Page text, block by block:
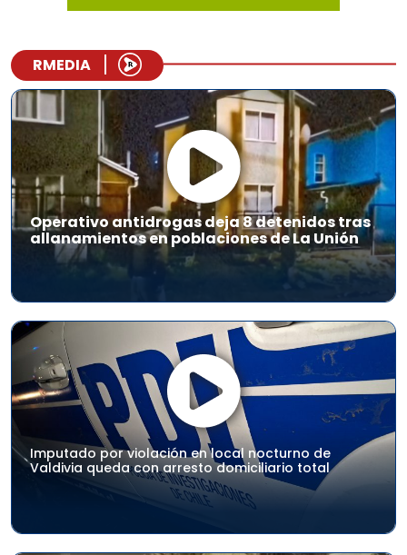
RMEDIA
Operativo antidrogas deja 8 detenidos tras
allanamientos en poblaciones de La Unión
Imputado por violación en local nocturno de
Valdivia queda con arresto domiciliario total